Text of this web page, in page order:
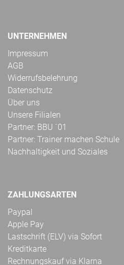
UNTERNEHMEN
Impressum
AGB
Widerrufsbelehrung
Datenschutz
Über uns
Unsere Filialen
Partner: BBU ´01
Partner: Trainer machen Schule
Nachhaltigkeit und Soziales
ZAHLUNGSARTEN
Paypal
Apple Pay
Lastschrift (ELV) via Sofort
Kreditkarte
Rechnungskauf via Klarna